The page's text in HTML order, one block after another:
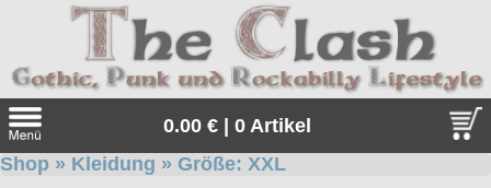
0.00 € | 0 Artikel
Shop » Kleidung » Größe: XXL